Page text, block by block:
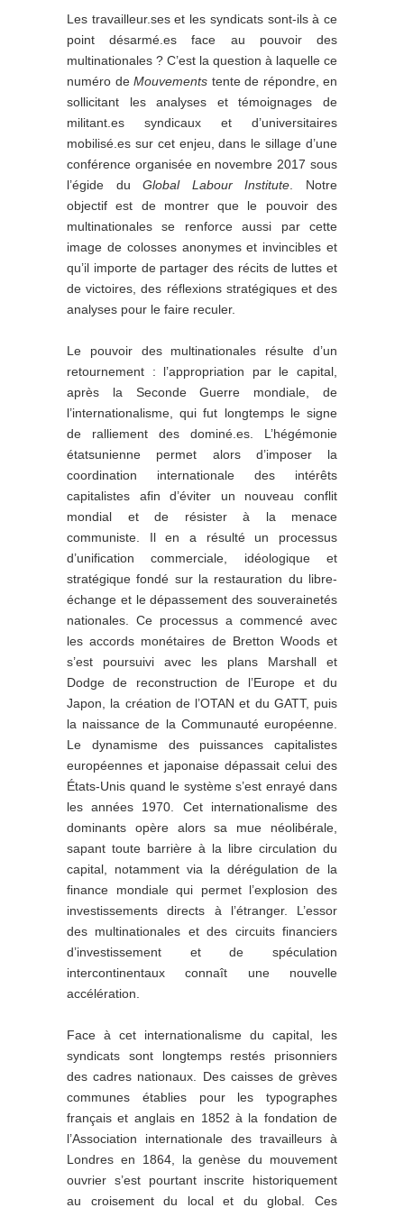
Les travailleur.ses et les syndicats sont-ils à ce
point désarmé.es face au pouvoir des
multinationales ? C’est la question à laquelle ce
numéro de Mouvements tente de répondre, en
sollicitant les analyses et témoignages de
militant.es syndicaux et d’universitaires
mobilisé.es sur cet enjeu, dans le sillage d’une
conférence organisée en novembre 2017 sous
l’égide duGlobal Labour Institute . Notre
objectif est de montrer que le pouvoir des
multinationales se renforce aussi par cette
image de colosses anonymes et invincibles et
qu’il importe de partager des récits de luttes et
de victoires, des réflexions stratégiques et des
analyses pour le faire reculer.
Le pouvoir des multinationales résulte d’un
retournement : l’appropriation par le capital,
après la Seconde Guerre mondiale, de
l’internationalisme, qui fut longtemps le signe
de ralliement des dominé.es. L’hégémonie
étatsunienne permet alors d’imposer la
coordination internationale des intérêts
capitalistes afin d’éviter un nouveau conflit
mondial et de résister à la menace
communiste. Il en a résulté un processus
d’unification commerciale, idéologique et
stratégique fondé sur la restauration du libre-
échange et le dépassement des souverainetés
nationales. Ce processus a commencé avec
les accords monétaires de Bretton Woods et
s’est poursuivi avec les plans Marshall et
Dodge de reconstruction de l’Europe et du
Japon, la création de l’OTAN et du GATT, puis
la naissance de la Communauté européenne.
Le dynamisme des puissances capitalistes
européennes et japonaise dépassait celui des
États-Unis quand le système s’est enrayé dans
les années 1970. Cet internationalisme des
dominants opère alors sa mue néolibérale,
sapant toute barrière à la libre circulation du
capital, notamment via la dérégulation de la
finance mondiale qui permet l’explosion des
investissements directs à l’étranger. L’essor
des multinationales et des circuits financiers
d’investissement et de spéculation
intercontinentaux connaît une nouvelle
accélération.
Face à cet internationalisme du capital, les
syndicats sont longtemps restés prisonniers
des cadres nationaux. Des caisses de grèves
communes établies pour les typographes
français et anglais en 1852 à la fondation de
l’Association internationale des travailleurs à
Londres en 1864, la genèse du mouvement
ouvrier s’est pourtant inscrite historiquement
au croisement du local et du global. Ces